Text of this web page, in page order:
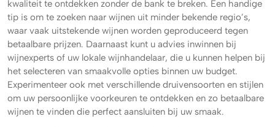
kwaliteit te ontdekken zonder de bank te breken. Een handige
tip is om te zoeken naar wijnen uit minder bekende regio’s,
waar vaak uitstekende wijnen worden geproduceerd tegen
betaalbare prijzen. Daarnaast kunt u advies inwinnen bij
wijnexperts of uw lokale wijnhandelaar, die u kunnen helpen bij
het selecteren van smaakvolle opties binnen uw budget.
Experimenteer ook met verschillende druivensoorten en stijlen
om uw persoonlijke voorkeuren te ontdekken en zo betaalbare
wijnen te vinden die perfect aansluiten bij uw smaak.